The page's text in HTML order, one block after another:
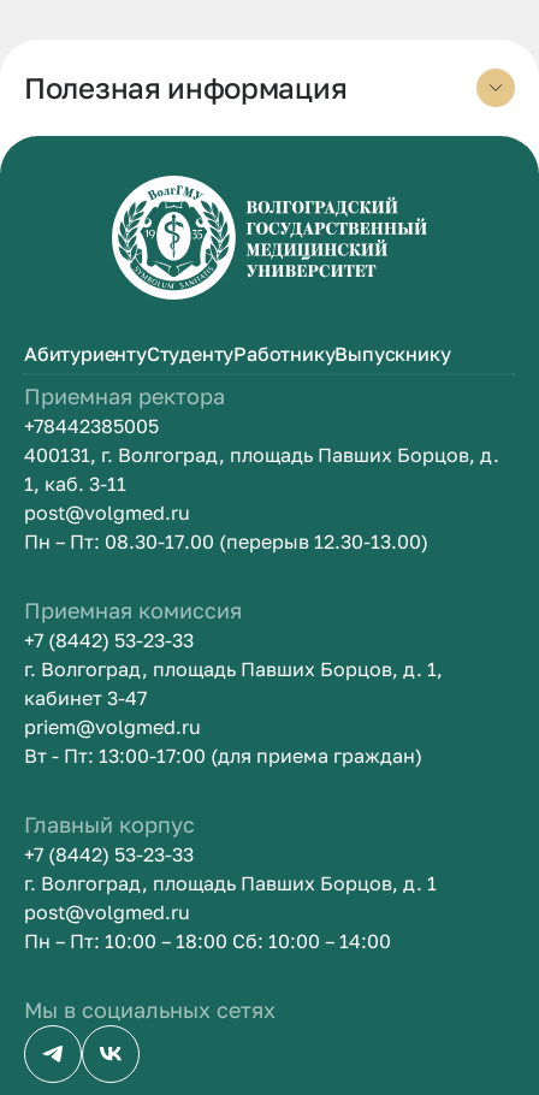
Полезная информация
АбитуриентуСтудентуРаботникуВыпускнику
Мы в социальных сетях
Приемная ректора
+78442385005
400131, г. Волгоград, площадь Павших Борцов, д.
1, каб. 3-11
post@volgmed.ru
Пн – Пт: 08.30-17.00 (перерыв 12.30-13.00)
Приемная комиссия
+7 (8442) 53-23-33
г. Волгоград, площадь Павших Борцов, д. 1,
кабинет 3-47
priem@volgmed.ru
Вт - Пт: 13:00-17:00 (для приема граждан)
Главный корпус
+7 (8442) 53-23-33
г. Волгоград, площадь Павших Борцов, д. 1
post@volgmed.ru
Пн – Пт: 10:00 – 18:00 Сб: 10:00 – 14:00